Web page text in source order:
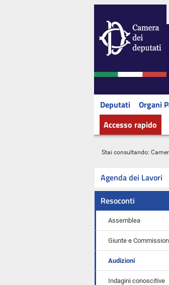
Deputati Organi
Accesso rapido
Stai consultando:
Agenda dei Lavori
Resoconti
Assemblea
Giunte e
Audizioni
Indagini conoscitive